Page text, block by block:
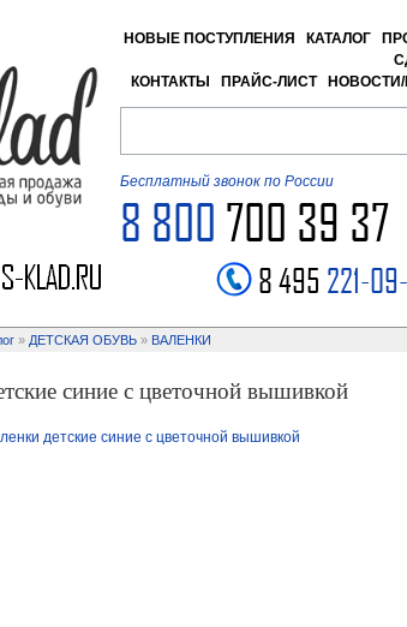
НОВЫЕ ПОСТУПЛЕНИЯ КАТАЛОГ
КОНТАКТЫ
ПРАЙС-ЛИСТ
Бесплатный звонок по России
8 800 700 39 37
8 495 221-
» ДЕТСКАЯ ОБУВЬ » ВАЛЕНКИ
синие с цветочной вышивкой